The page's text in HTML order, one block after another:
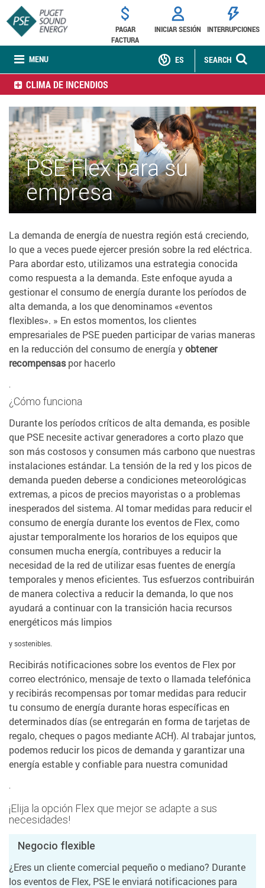
MENU
PAGAR
FACTURA
INICIAR SESIÓN INTERRUPCIONES
SEARCH
ES
CLIMA DE INCENDIOS
PSE Flex para su
empresa
La demanda de energía de nuestra región está creciendo,
lo que a veces puede ejercer presión sobre la red eléctrica.
Para abordar esto, utilizamos una estrategia conocida
como respuesta a la demanda. Este enfoque ayuda a
gestionar el consumo de energía durante los períodos de
alta demanda, a los que denominamos «eventos
flexibles». » En estos momentos, los clientes
empresariales de PSE pueden participar de varias maneras
en la reducción del consumo de energía yobtener
recompensaspor hacerlo
.
¿Cómo funciona
Durante los períodos críticos de alta demanda, es posible
que PSE necesite activar generadores a corto plazo que
son más costosos y consumen más carbono que nuestras
instalaciones estándar. La tensión de la red y los picos de
demanda pueden deberse a condiciones meteorológicas
extremas, a picos de precios mayoristas o a problemas
inesperados del sistema. Al tomar medidas para reducir el
consumo de energía durante los eventos de Flex, como
ajustar temporalmente los horarios de los equipos que
consumen mucha energía, contribuyes a reducir la
necesidad de la red de utilizar esas fuentes de energía
temporales y menos eficientes. Tus esfuerzos contribuirán
de manera colectiva a reducir la demanda, lo que nos
ayudará a continuar con la transición hacia recursos
energéticos más limpios
y sostenibles.
Recibirás notificaciones sobre los eventos de Flex por
correo electrónico, mensaje de texto o llamada telefónica
y recibirás recompensas por tomar medidas para reducir
tu consumo de energía durante horas específicas en
determinados días (se entregarán en forma de tarjetas de
regalo, cheques o pagos mediante ACH). Al trabajar juntos,
podemos reducir los picos de demanda y garantizar una
energía estable y confiable para nuestra comunidad
.
¡Elija la opción Flex que mejor se adapte a sus
necesidades!
Negocio flexible
¿Eres un cliente comercial pequeño o mediano? Durante
los eventos de Flex, PSE le enviará notificaciones para